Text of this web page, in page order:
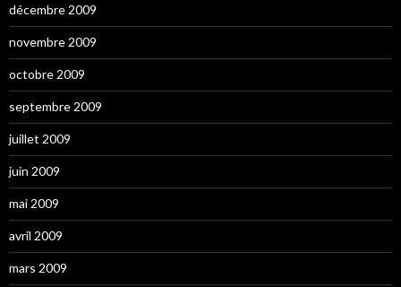
décembre 2009
novembre 2009
octobre 2009
septembre 2009
juillet 2009
juin 2009
mai 2009
avril 2009
mars 2009